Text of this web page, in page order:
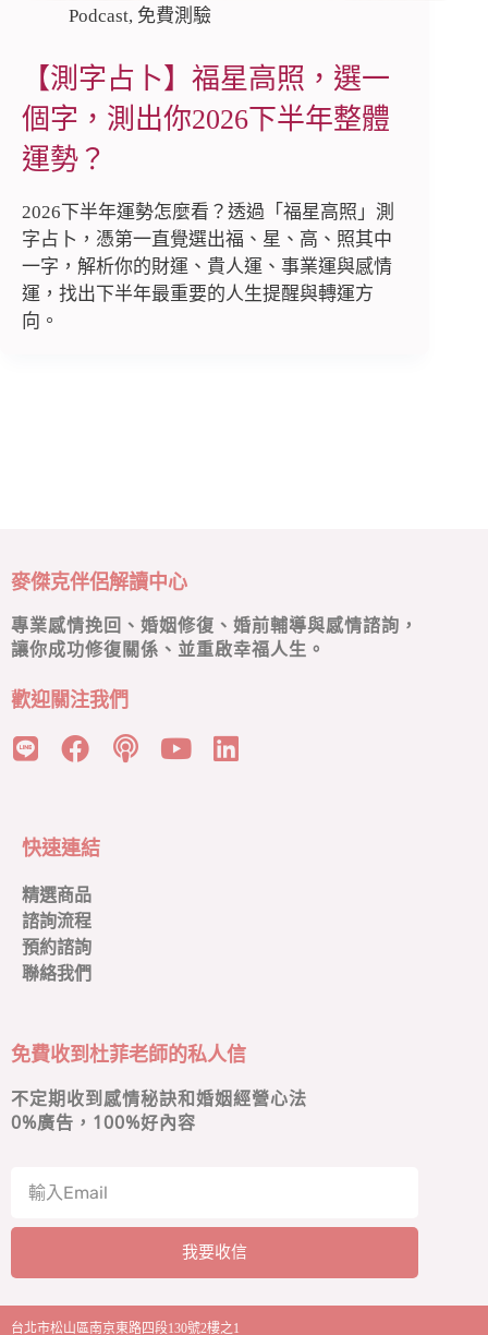
Podcast, 免費測驗
【測字占卜】福星高照，選一
個字，測出你2026下半年整體
運勢？
2026下半年運勢怎麼看？透過「福星高照」測
字占卜，憑第一直覺選出福、星、高、照其中
一字，解析你的財運、貴人運、事業運與感情
運，找出下半年最重要的人生提醒與轉運方
向。
麥傑克伴侶解讀中心
專業感情挽回、婚姻修復、婚前輔導與感情諮詢，
讓你成功修復關係、並重啟幸福人生。
歡迎關注我們
快速連結
精選商品
諮詢流程
預約諮詢
聯絡我們
免費收到杜菲老師的私人信
不定期收到感情秘訣和婚姻經營心法
0%廣告，100%好內容
我要收信
l
台北市松山區南京東路四段130號2樓之1